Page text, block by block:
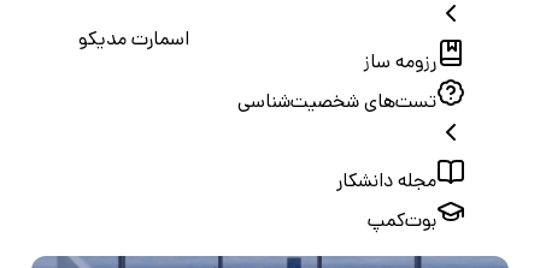
رزومه ساز
تست‌های شخصیت‌شناسی
مجله دانشکار
بوت‌کمپ
اسمارت مدیکو